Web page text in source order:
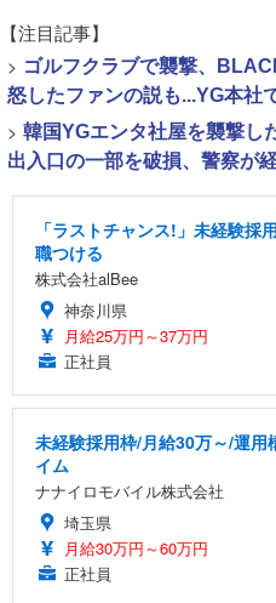
【注目記事】
> ゴルフクラブで襲撃、
怒したファンの説も...YG本社
> 韓国YGエンタ社屋を襲撃し
出入口の一部を破損、警察が
「ラストチャンス!」未経験採
職つける
株式会社alBee
神奈川県
月給25万円～37万円
正社員
未経験採用枠/月給30万～/運用
イム
ナナイロモバイル株式会社
埼玉県
月給30万円～60万円
正社員